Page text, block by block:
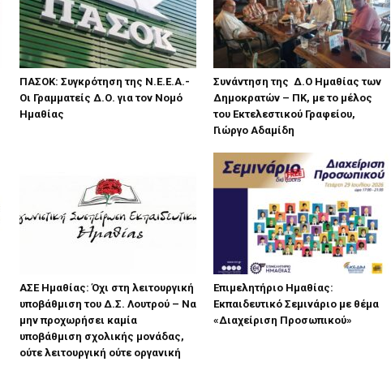
ΠΑΣΟΚ: Συγκρότηση της Ν.Ε.Ε.Α.-
Οι Γραμματείς Δ.Ο. για τον Νομό
Ημαθίας
Συνάντηση της Δ.Ο Ημαθίας των
Δημοκρατών – ΠΚ, με το μέλος
του Εκτελεστικού Γραφείου,
Γιώργο Αδαμίδη
ΑΣΕ Ημαθίας: Όχι στη λειτουργική
υποβάθμιση του Δ.Σ. Λουτρού – Να
μην προχωρήσει καμία
υποβάθμιση σχολικής μονάδας,
ούτε λειτουργική ούτε οργανική
Επιμελητήριο Ημαθίας:
Εκπαιδευτικό Σεμινάριο με θέμα
«Διαχείριση Προσωπικού»